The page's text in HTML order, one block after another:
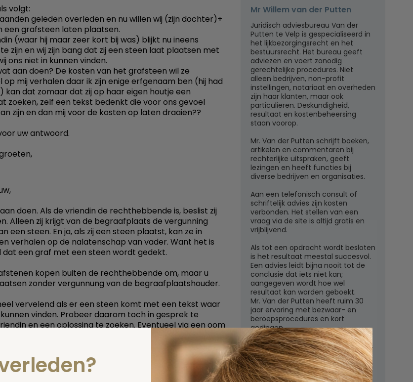
volgt:
geleden overleden en nu willen wij (zijn dochter)+
een grafsteen laten plaatsen.
(waar hij maar zeer kort bij was) blijkt nu ineens
zijn en wij zijn bang dat zij een steen laat plaatsen met
ons niet in kunnen vinden.
aan doen? De kosten van het grafsteen wil ze
op mij verhalen daar ik zijn enige erfgenaam ben (hij had
dat zomaar dat zij op haar eigen houtje een
zoeken, zelf een tekst bedenkt die voor ons gevoel
zijn en dan mij voor de kosten op laten draaien??
uw antwoord.
doen. Als de vriendin de rechthebbende is, beslist zij
Alleen zij krijgt van de begraafplaats de vergunning
een steen. En ja, als zij een steen plaatst, kan ze in
verhalen op de nalatenschap van vader. Want het is
een graf met een steen wordt gedekt.
kopen buiten de rechthebbende om, maar u
zonder vergunnung van de begraafplaatshouder.
vervelend als er een steen komt met een tekst waar
vinden. Probeer daarom toch in gesprek te
en een oplossing te zoeken. Eventueel via een oom
zij het redelijk goed kan vinden. Of een vriend van vader.
is duidelijk: probeer een minnelijke oplossing, want
poot om op te staan. Dat is overigens primair niet de
maar het is de schuld van uw vader, zeg ik er dan
Mr Willem van der Putten
Juridisch adviesbureau Van der
Putten te Velp is gespecialiseerd in
het lijkbezorgingsrecht en het
bestuursrecht. Het bureau geeft
adviezen en voert zonodig
gerechtelijke procedures. Niet
alleen bedrijven, non-profit
instellingen, notariaat en overheden
zijn haar klanten, maar ook
particulieren. Deskundigheid,
resultaat en kostenbeheersing
staan voorop.
Mr. Van der Putten schrijft boeken,
artikelen en commentaren bij
rechterlijke uitspraken, geeft
lezingen en heeft functies bij
diverse bedrijven en organisaties.
Aan een telefonisch consult of
schriftelijk advies zijn kosten
verbonden. Het stellen van een
vraag via de site is altijd gratis en
vrijblijvend.
Als tot een opdracht wordt besloten
is het resultaat meestal succesvol.
Een advies leidt bijna nooit tot de
conclusie dat iets niet kan;
aangegeven wordt hoe wel
resultaat kan worden geboekt.
Mr. Van der Putten heeft ruim 30
jaar ervaring met bezwaar- en
beroepsprocedures en kort
gedingen.
Juridisch adviesbureau mr. W.G.H.M.
van der Putten c.s.
Zutphensestraatweg 7
6881 WN Velp (Gld)